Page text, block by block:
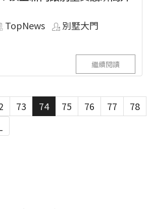
TopNews
別墅大門
繼續閱讀
73 74 75 76 77
78